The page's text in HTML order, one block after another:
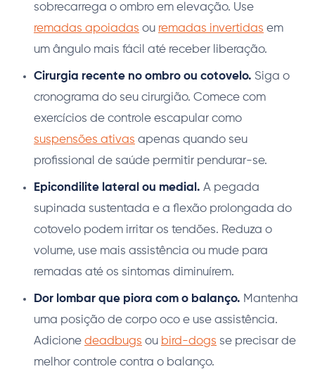
sobrecarrega o ombro em elevação. Use
remadas apoiadas ou remadas invertidas em
um ângulo mais fácil até receber liberação.
Cirurgia recente no ombro ou cotovelo. Siga o
cronograma do seu cirurgião. Comece com
exercícios de controle escapular como
suspensões ativas apenas quando seu
profissional de saúde permitir pendurar-se.
Epicondilite lateral ou medial. A pegada
supinada sustentada e a flexão prolongada do
cotovelo podem irritar os tendões. Reduza o
volume, use mais assistência ou mude para
remadas até os sintomas diminuírem.
Dor lombar que piora com o balanço. Mantenha
uma posição de corpo oco e use assistência.
Adicione deadbugs ou bird-dogs se precisar de
melhor controle contra o balanço.